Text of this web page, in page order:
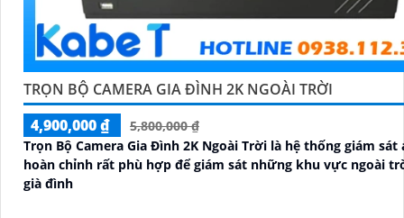
TRỌN BỘ CAMERA GIA ĐÌNH 2K NGOÀI TRỜI
4,900,000 ₫
5,800,000 ₫
Trọn Bộ Camera Gia Đình 2K Ngoài Trời là hệ thống giám sát
hoàn chỉnh rất phù hợp để giám sát những khu vực ngoài
già đình